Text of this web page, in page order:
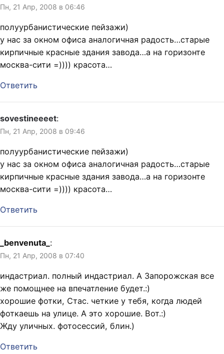
Пн, 21 Апр, 2008 в 06:46
полуурбанистические пейзажи)
у нас за окном офиса аналогичная радость…старые
кирпичные красные здания завода…а на горизонте
москва-сити =)))) красота…
Ответить
sovestineeeet:
Пн, 21 Апр, 2008 в 09:46
полуурбанистические пейзажи)
у нас за окном офиса аналогичная радость…старые
кирпичные красные здания завода…а на горизонте
москва-сити =)))) красота…
Ответить
_benvenuta_ :
Пн, 21 Апр, 2008 в 07:40
индастриал. полный индастриал. А Запорожская все
же помощнее на впечатление будет.:)
хорошие фотки, Стас. четкие у тебя, когда людей
фоткаешь на улице. А это хорошие. Вот.:)
Жду уличных. фотосессий, блин.)
Ответить